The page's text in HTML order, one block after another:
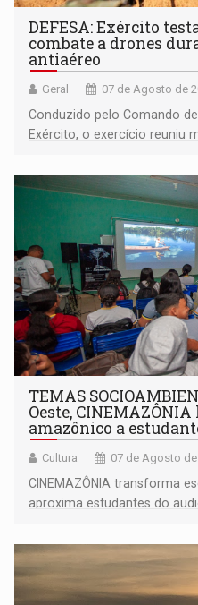
DEFESA: Exército
combate a drones
antiaéreo
Geral 07 de Agosto de
Conduzido pelo Comando
Exército, o exercício reuniu
TEMAS
Oeste,
amazônico a
Cultura 07 de Agosto
CINEMAZÔNIA transforma
aproxima estudantes do